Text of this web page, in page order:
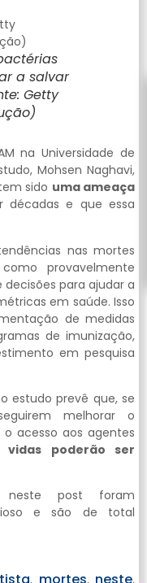
a salvar
Getty
na Universidade de
Mohsen Naghavi,
sido uma ameaça
décadas e que essa
nas mortes
provavelmente
para ajudar a
em saúde. Isso
de medidas
de imunização,
em pesquisa
estudo prevê que, se
melhorar o
acesso aos agentes
vidas poderão ser
neste post foram
e são de total
, mortes, neste,